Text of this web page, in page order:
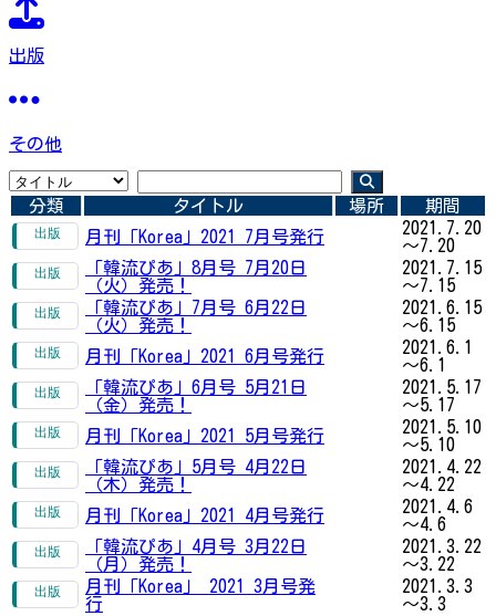
出版
その他
分類 タイトル 場所
期間
月刊「Korea」2021 7月号発行
2021.7.20
～7.20
「韓流ぴあ」8月号 7月20日
（火）発売！
2021.7.15
～7.15
「韓流ぴあ」7月号 6月22日
（火）発売！
2021.6.15
～6.15
月刊「Korea」2021 6月号発行
2021.6.1
～6.1
「韓流ぴあ」6月号 5月21日
（金）発売！
2021.5.17
～5.17
月刊「Korea」2021 5月号発行
2021.5.10
～5.10
「韓流ぴあ」5月号 4月22日
（木）発売！
2021.4.22
～4.22
月刊「Korea」2021 4月号発行
2021.4.6
～4.6
「韓流ぴあ」4月号 3月22日
（月）発売！
2021.3.22
～3.22
月刊「Korea」 2021 3月号発
行
2021.3.3
～3.3